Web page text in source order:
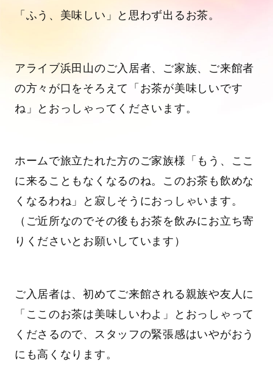
「ふう、美味しい」と思わず出るお茶。
アライブ浜田山のご入居者、ご家族、ご来館者
の方々が口をそろえて「お茶が美味しいです
ね」とおっしゃってくださいます。
ホームで旅立たれた方のご家族様「もう、ここ
に来ることもなくなるのね。このお茶も飲めな
くなるわね」と寂しそうにおっしゃいます。
（ご近所なのでその後もお茶を飲みにお立ち寄
りくださいとお願いしています）
ご入居者は、初めてご来館される親族や友人に
「ここのお茶は美味しいわよ」とおっしゃって
くださるので、スタッフの緊張感はいやがおう
にも高くなります。